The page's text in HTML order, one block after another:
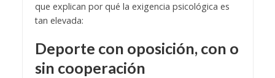
que explican por qué la exigencia psicológica es
tan elevada:
Deporte con oposición, con o
sin cooperación